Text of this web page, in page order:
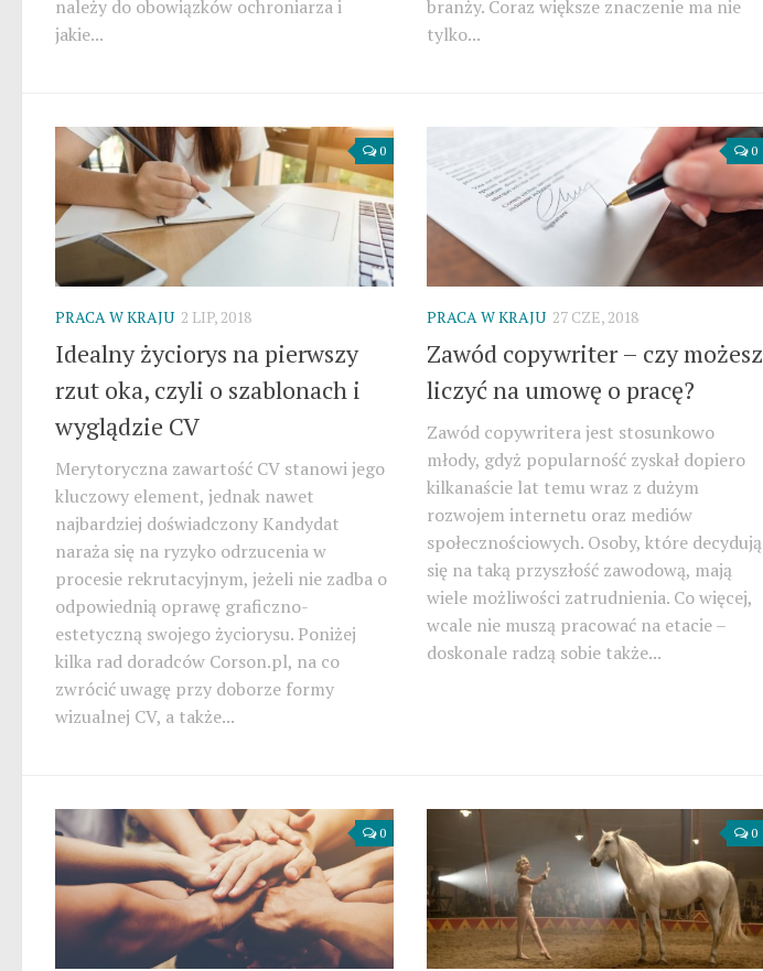
należy do obowiązków ochroniarza i
jakie...
branży. Coraz większe znaczenie ma nie
tylko...
0
PRACA W KRAJU 2 LIP, 2018
Idealny życiorys na pierwszy
rzut oka, czyli o szablonach i
wyglądzie CV
Merytoryczna zawartość CV stanowi jego
kluczowy element, jednak nawet
najbardziej doświadczony Kandydat
naraża się na ryzyko odrzucenia w
procesie rekrutacyjnym, jeżeli nie zadba o
odpowiednią oprawę graficzno-
estetyczną swojego życiorysu. Poniżej
kilka rad doradców Corson.pl, na co
zwrócić uwagę przy doborze formy
wizualnej CV, a także...
0
PRACA W KRAJU 27 CZE, 2018
Zawód copywriter – czy możesz
liczyć na umowę o pracę?
Zawód copywritera jest stosunkowo
młody, gdyż popularność zyskał dopiero
kilkanaście lat temu wraz z dużym
rozwojem internetu oraz mediów
społecznościowych. Osoby, które decydują
się na taką przyszłość zawodową, mają
wiele możliwości zatrudnienia. Co więcej,
wcale nie muszą pracować na etacie –
doskonale radzą sobie także...
0 0